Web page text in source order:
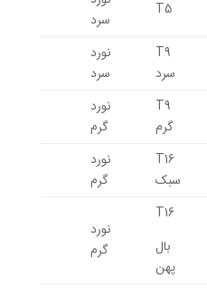
T5
سرد
T9
سرد
نورد
سرد
T9
گرم
نورد
گرم
T16
سبک
نورد
گرم
T16
بال
پهن
نورد
گرم